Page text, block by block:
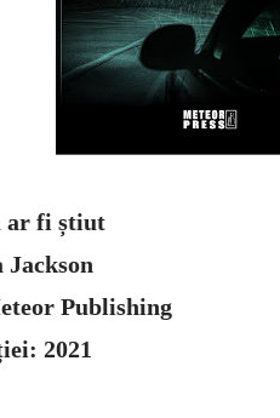
ar fi știut
Publishing
2021